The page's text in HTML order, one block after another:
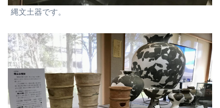
縄文土器です。